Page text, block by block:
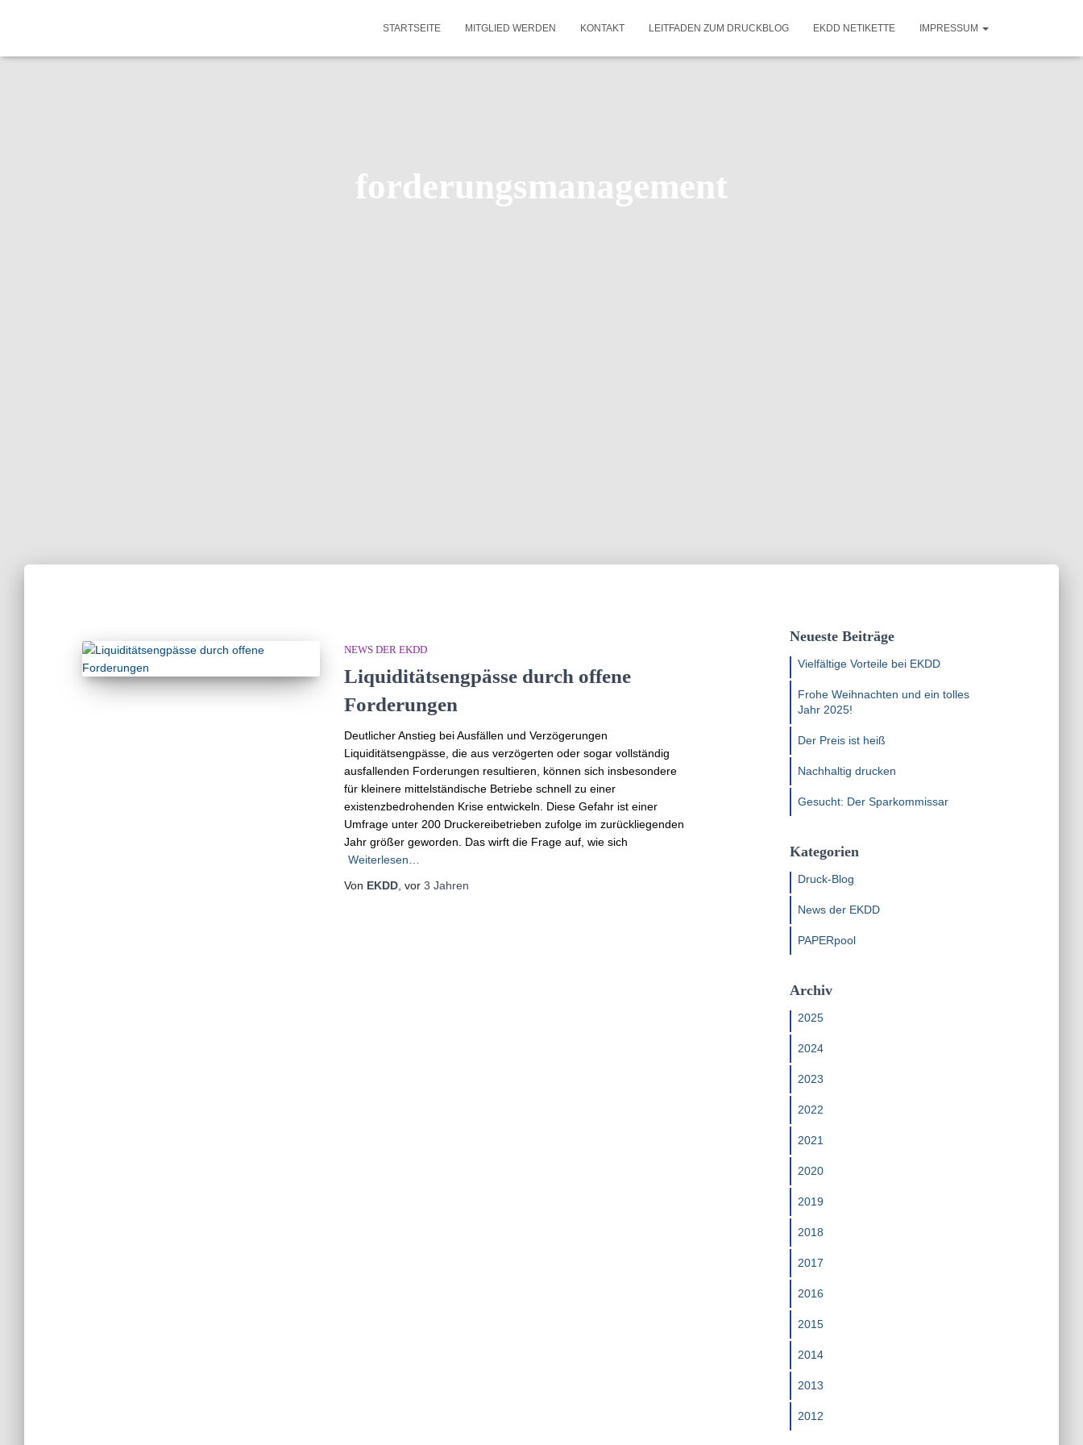
STARTSEITE MITGLIED WERDEN KONTAKT LEITFADEN ZUM DRUCKBLOG EKDD NETIKETTE IMPRESSUM
forderungsmanagement
NEWS DER EKDD
Liquiditätsengpässe durch offene
Forderungen
Deutlicher Anstieg bei Ausfällen und Verzögerungen
Liquiditätsengpässe, die aus verzögerten oder sogar vollständig
ausfallenden Forderungen resultieren, können sich insbesondere
für kleinere mittelständische Betriebe schnell zu einer
existenzbedrohenden Krise entwickeln. Diese Gefahr ist einer
Umfrage unter 200 Druckereibetrieben zufolge im zurückliegenden
Jahr größer geworden. Das wirft die Frage auf, wie sich
Weiterlesen…
Von EKDD , vor 3 Jahren
Neueste Beiträge
Vielfältige Vorteile bei EKDD
Frohe Weihnachten und ein tolles
Jahr 2025!
Der Preis ist heiß
Nachhaltig drucken
Gesucht: Der Sparkommissar
Kategorien
Druck-Blog
News der EKDD
PAPERpool
Archiv
2025
2024
2023
2022
2021
2020
2019
2018
2017
2016
2015
2014
2013
2012